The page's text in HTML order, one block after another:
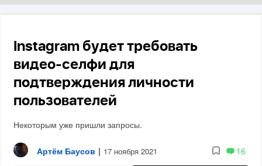
Instagram будет требовать
видео-селфи для
подтверждения личности
пользователей
Некоторым уже пришли запросы.
Артём Баусов | 17 ноября 2021 16